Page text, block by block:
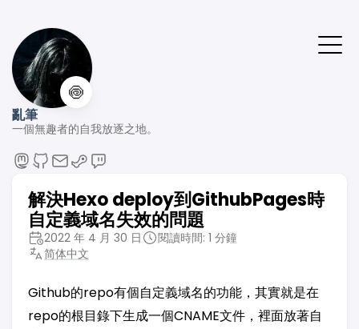
🍥
亂筆
一個無趣者的自我放逐之地。
解決Hexo deploy到GithubPages時
自定義域名失效的問題
2022 年 4 月 30 日
閱讀時間: 1 分鐘
简体中文
Github的repo有個自定義域名的功能，其實就是在
repo的根目錄下生成一個CNAME文件，裡面放著自